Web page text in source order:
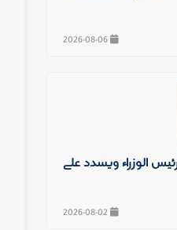
2026-08-06
الوزراء ويشدد على